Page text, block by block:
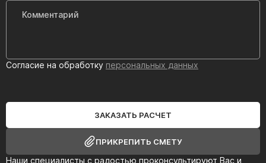
Наши специалисты с радостью проконсультируют Вас и
Согласие на обработку персональных данных
ЗАКАЗАТЬ РАСЧЕТ
ПРИКРЕПИТЬ СМЕТУ